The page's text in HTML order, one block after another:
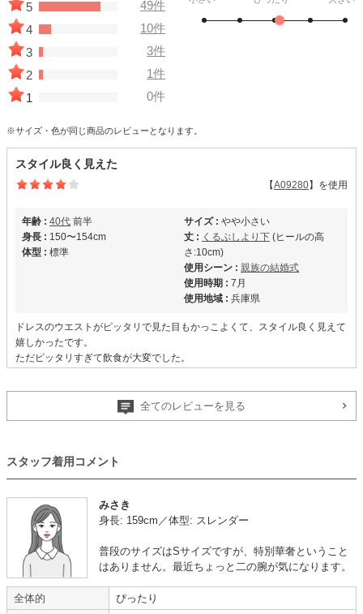
5
49件
4
10件
3
3件
2
1件
1
0件
※サイズ・色が同じ商品のレビューとなります。
スタイル良く見えた
【A09280】を使用
年齢 : 40代 前半
身長 : 150〜154cm
体型 : 標準
サイズ : やや小さい
丈 : くるぶしより下 (ヒールの高
さ:10cm)
使用シーン : 親族の結婚式
使用時期 : 7月
使用地域 : 兵庫県
ドレスのウエストがピッタリで見た目もかっこよくて、スタイル良く見えて
嬉しかったです。
ただピッタリすぎて飲食が大変でした。
【一緒に注文した商品】
かっこいいと評判でした
年齢 : 20代後半
身長 :
体重 :45～49kg
使用シーン :友人の結婚式
全てのレビューを見る
スタッフ着用コメント
みさき
身長: 159cm／体型: スレンダー
普段のサイズはSサイズですが、特別華奢ということ
はありません。最近ちょっと二の腕が気になります。
全体的 ぴったり